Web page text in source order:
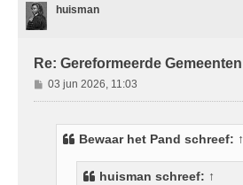
huisman
Re: Gereformeerde Gemeenten
B
e
03 jun 2026, 11:03
Bewaar het Pand schreef: ↑
huisman schreef: ↑